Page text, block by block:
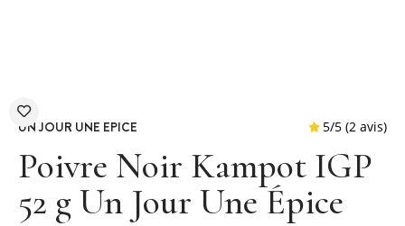
UN JOUR UNE EPICE
Poivre Noir Kampot IGP
52 g Un Jour Une Épice